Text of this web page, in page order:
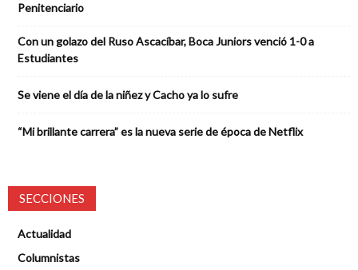
Penitenciario
Con un golazo del Ruso Ascacíbar, Boca Juniors venció 1-0 a
Estudiantes
Se viene el día de la niñez y Cacho ya lo sufre
“Mi brillante carrera” es la nueva serie de época de Netflix
SECCIONES
Actualidad
Columnistas